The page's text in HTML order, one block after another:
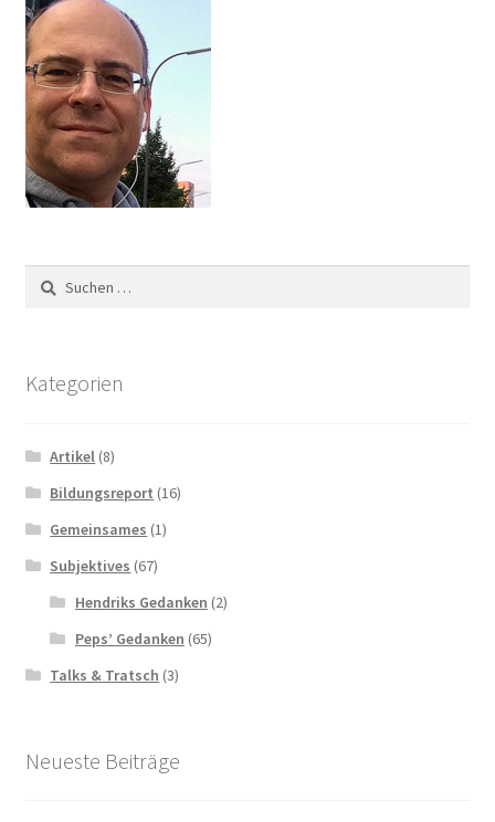
Suchen
nach:
Kategorien
Artikel (8)
Bildungsreport (16)
Gemeinsames (1)
Subjektives (67)
Hendriks Gedanken (2)
Peps’ Gedanken (65)
Talks & Tratsch (3)
Neueste Beiträge